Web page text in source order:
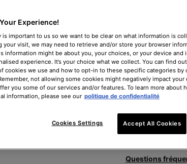
Gamme de prix
Entre 45 et 230 €
et l’expertise du
sont vendus
Délai de
TROUVER UN
Questions
Experience!
is important to us so we want to be clear on what information is
your visit, we may need to retrieve and/or store your browser
information might be about you, your choices, or your device and
experience. It’s your choice what we collect. You can find
cookies we use and how to opt-in to these specific categories by
not allowing some cookies might negatively impact
you some of our services and/or features. To learn more about
information, please see our politique de confidentialité
Cookies Settings Accept All Cookies